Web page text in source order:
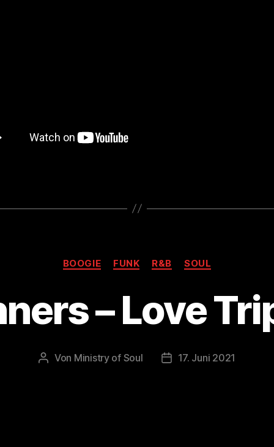
Kategorien
BOOGIE FUNK R&B SOUL
– Love
Beitragsautor
Von Ministry of Soul Veröffentlichungsdatum
17. Juni 2021